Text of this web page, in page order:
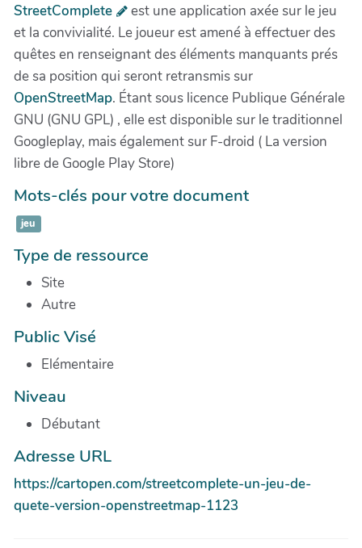
StreetComplete
est une application axée sur le jeu
et la convivialité. Le joueur est amené à effectuer des
quêtes en renseignant des éléments manquants prés
de sa position qui seront retransmis sur
OpenStreetMap. Étant sous licence Publique Générale
GNU (GNU GPL) , elle est disponible sur le traditionnel
Googleplay, mais également sur F-droid ( La version
libre de Google Play Store)
Mots-clés pour votre document
jeu
Type de ressource
Site
Autre
Public Visé
Elémentaire
Niveau
Débutant
Adresse URL
https://cartopen.com/streetcomplete-un-jeu-de-
quete-version-openstreetmap-1123